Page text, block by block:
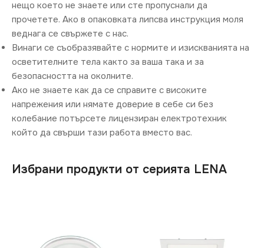
нещо което не знаете или сте пропуснали да
прочетете. Ако в опаковката липсва инструкция моля
веднага се свържете с нас.
Винаги се съобразявайте с нормите и изискванията на
осветителните тела както за ваша така и за
безопасността на околните.
Ако не знаете как да се справите с високите
напрежения или нямате доверие в себе си без
колебание потърсете лицензиран електротехник
който да свърши тази работа вместо вас.
Избрани продукти от серията LENA